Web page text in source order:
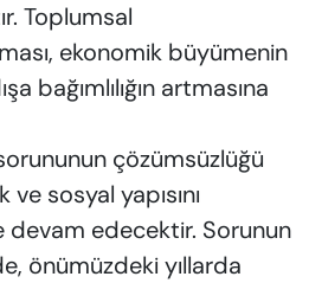
Toplumsal
ekonomik büyümenin
bağımlılığın artmasına
çözümsüzlüğü
sosyal yapısını
devam edecektir. Sorunun
önümüzdeki yıllarda